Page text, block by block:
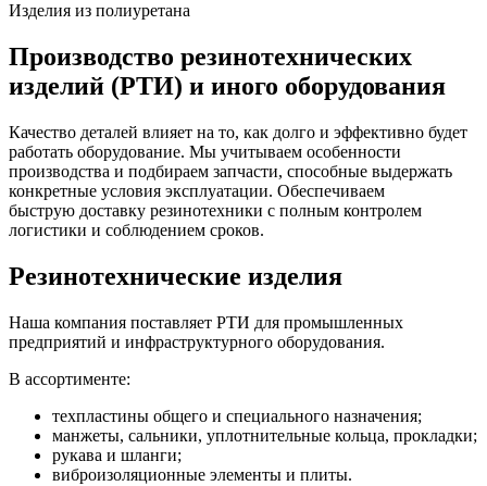
Изделия из полиуретана
Производство резинотехнических
изделий (РТИ) и иного оборудования
Качество деталей влияет на то, как долго и эффективно будет
работать оборудование. Мы учитываем особенности
производства и подбираем запчасти, способные выдержать
конкретные условия эксплуатации. Обеспечиваем
быструю доставку резинотехники с полным контролем
логистики и соблюдением сроков.
Резинотехнические изделия
Наша компания поставляет РТИ для промышленных
предприятий и инфраструктурного оборудования.
В ассортименте:
техпластины общего и специального назначения;
манжеты, сальники, уплотнительные кольца, прокладки;
рукава и шланги;
виброизоляционные элементы и плиты.